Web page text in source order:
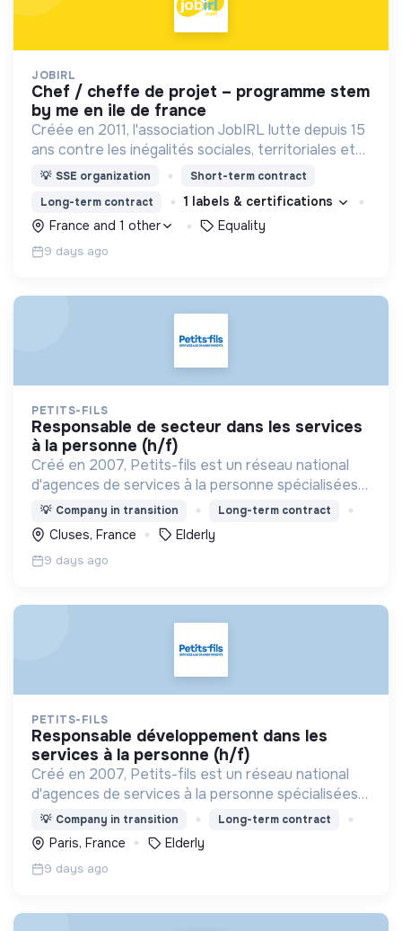
JOBIRL
chef / cheffe de projet – programme stem
by me en ile de france
Créée en 2011, l'association JobIRL lutte depuis 15
ans contre les inégalités sociales, territoriales et
de genre dans l’orientation et l’insertion
professionnelle.
💡 SSE organization
Short-term contract
Long-term contract
1 labels & certifications
France and 1 other
Equality
9 days ago
PETITS-FILS
responsable de secteur dans les services
à la personne (h/f)
Créé en 2007, Petits-fils est un réseau national
d'agences de services à la personne spécialisées
dans l'aide à domicile pour les personnes âgées.
💡 Company in transition Long-term contract
Cluses, France Elderly
9 days ago
PETITS-FILS
responsable développement dans les
services à la personne (h/f)
Créé en 2007, Petits-fils est un réseau national
d'agences de services à la personne spécialisées
dans l'aide à domicile pour les personnes âgées.
💡 Company in transition Long-term contract
Paris, France Elderly
9 days ago